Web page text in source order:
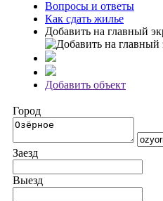
Вопросы и ответы
Как сдать жилье
Добавить на главный
Добавить объект
Город
Заезд
Выезд